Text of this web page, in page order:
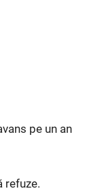
pe un an
refuze.